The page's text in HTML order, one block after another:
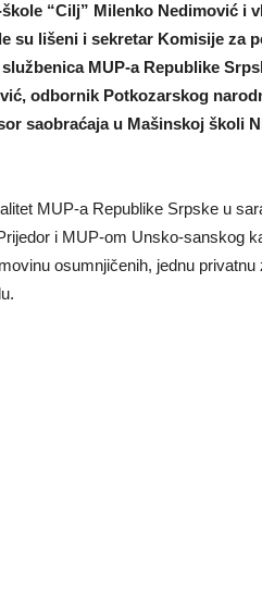
“Cilj” Milenko Nedimović i
su lišeni i sekretar Komisije za
MUP-a Republike
odbornik Potkozarskog
saobraćaja u Mašinskoj školi
MUP-a Republike Srpske u
i MUP-om Unsko-sanskog
osumnjičenih, jednu